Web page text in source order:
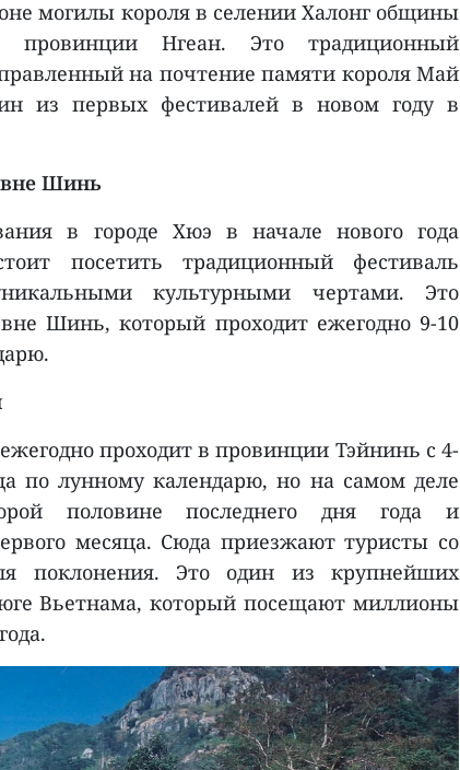
могилы короля в селении Халонг общины
провинции Нгеан. Это традиционный
на почтение памяти короля Май
из первых фестивалей в новом году в
Шинь
в городе Хюэ в начале нового года
посетить традиционный фестиваль
культурными чертами. Это
Шинь, который проходит ежегодно 9-10
проходит в провинции Тэйнинь с 4-
по лунному календарю, но на самом деле
половине последнего дня года и
месяца. Сюда приезжают туристы со
поклонения. Это один из крупнейших
Вьетнама, который посещают миллионы